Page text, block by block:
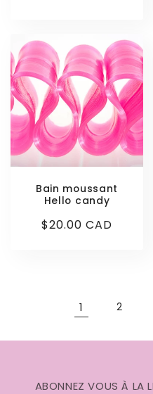
Bain moussant
Hello candy
Prix
$20.00 CAD
1 2
ABONNEZ VOUS À LA